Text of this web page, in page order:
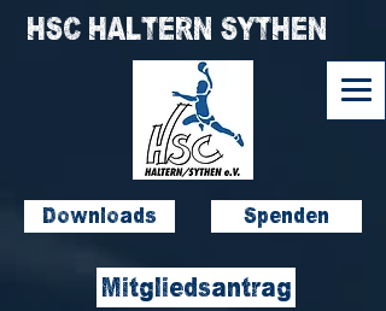
Downloads
Mitgliedsantrag
HSC HALTERN SYTHEN
Spenden